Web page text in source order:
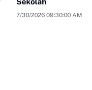
7/30/2026 09:30:00 AM